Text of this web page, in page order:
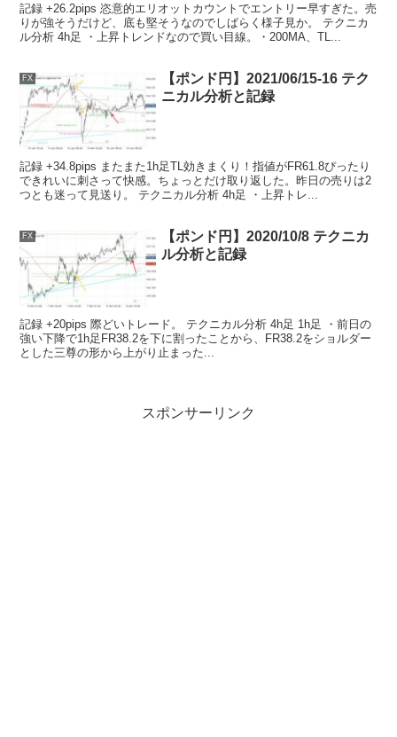
記録 +26.2pips 恣意的エリオットカウントでエントリー早すぎた。売
りが強そうだけど、底も堅そうなのでしばらく様子見か。 テクニカ
ル分析 4h足 ・上昇トレンドなので買い目線。・200MA、TL...
FX
【ポンド円】2021/06/15-16 テク
ニカル分析と記録
記録 +34.8pips またまた1h足TL効きまくり！指値がFR61.8ぴったり
できれいに刺さって快感。ちょっとだけ取り返した。昨日の売りは2
つとも迷って見送り。 テクニカル分析 4h足 ・上昇トレ...
FX
【ポンド円】2020/10/8 テクニカ
ル分析と記録
記録 +20pips 際どいトレード。 テクニカル分析 4h足 1h足 ・前日の
強い下降で1h足FR38.2を下に割ったことから、FR38.2をショルダー
とした三尊の形から上がり止まった...
スポンサーリンク